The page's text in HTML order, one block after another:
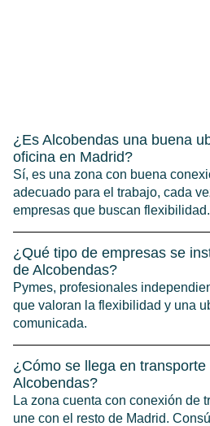
¿Es Alcobendas una buena
oficina en Madrid?
Sí, es una zona con buena
adecuado para el trabajo, cada
empresas que buscan flexibilidad.
¿Qué tipo de empresas se
de Alcobendas?
Pymes, profesionales
que valoran la flexibilidad y una
comunicada.
¿Cómo se llega en transporte
Alcobendas?
La zona cuenta con conexión de
une con el resto de Madrid.